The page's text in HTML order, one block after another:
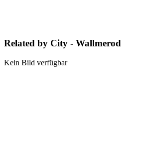
Related by City - Wallmerod
Kein Bild verfügbar